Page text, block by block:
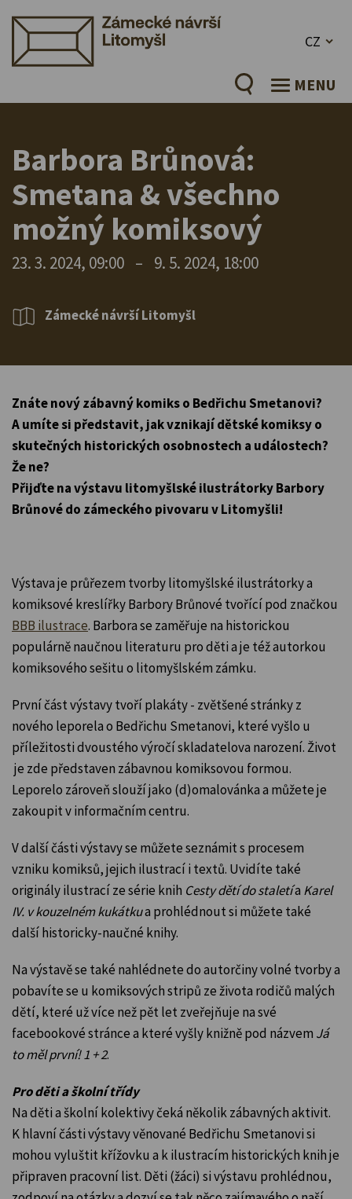
CZ
MENU
Barbora Brůnová:
Smetana & všechno
možný komiksový
23. 3. 2024, 09:00 – 9. 5. 2024, 18:00
Zámecké návrší Litomyšl
Znáte nový zábavný komiks o Bedřichu Smetanovi?
A umíte si představit, jak vznikají dětské komiksy o
skutečných historických osobnostech a událostech?
Že ne?
Přijďte na výstavu litomyšlské ilustrátorky Barbory
Brůnové do zámeckého pivovaru v Litomyšli!
Výstava je průřezem tvorby litomyšlské ilustrátorky a
komiksové kreslířky Barbory Brůnové tvořící pod značkou
BBB ilustrace. Barbora se zaměřuje na historickou
populárně naučnou literaturu pro děti a je též autorkou
komiksového sešitu o litomyšlském zámku.
První část výstavy tvoří plakáty - zvětšené stránky z
nového leporela o Bedřichu Smetanovi, které vyšlo u
příležitosti dvoustého výročí skladatelova narození. Život
je zde představen zábavnou komiksovou formou.
Leporelo zároveň slouží jako (d)omalovánka a můžete je
zakoupit v informačním centru.
V další části výstavy se můžete seznámit s procesem
vzniku komiksů, jejich ilustrací i textů. Uvidíte také
originály ilustrací ze série knih Cesty dětí do staletía Karel
IV. v kouzelném kukátkua prohlédnout si můžete také
další historicky-naučné knihy.
Na výstavě se také nahlédnete do autorčiny volné tvorby a
pobavíte se u komiksových stripů ze života rodičů malých
dětí, které už více než pět let zveřejňuje na své
facebookové stránce a které vyšly knižně pod názvem Já
to měl první! 1 + 2.
Pro děti a školní třídy
Na děti a školní kolektivy čeká několik zábavných aktivit.
K hlavní části výstavy věnované Bedřichu Smetanovi si
mohou vyluštit křížovku a k ilustracím historických knih je
připraven pracovní list. Děti (žáci) si výstavu prohlédnou,